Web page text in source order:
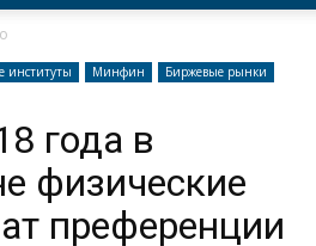
институты Минфин
Биржевые рынки
года в
физические
преференции